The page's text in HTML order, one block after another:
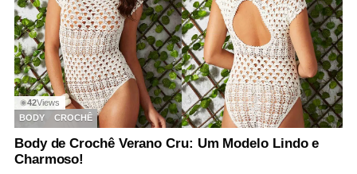
◉42Views
BODY
CROCHÊ
Body de Crochê Verano Cru: Um Modelo Lindo e
Charmoso!